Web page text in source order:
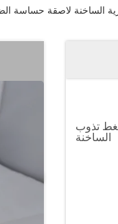
الساخنة لاصقة حساسة
تذوب
الساخنة